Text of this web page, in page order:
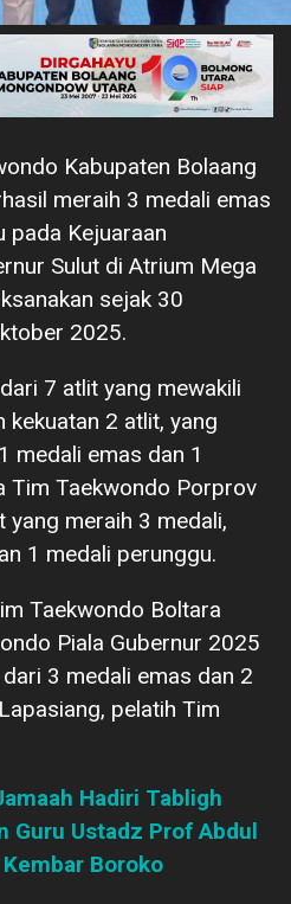
Kabupaten Bolaang
meraih 3 medali emas
pada Kejuaraan
Sulut di Atrium Mega
sejak 30
2025.
7 atlit yang mewakili
kekuatan 2 atlit, yang
medali emas dan 1
Tim Taekwondo Porprov
yang meraih 3 medali,
1 medali perunggu.
Taekwondo Boltara
Piala Gubernur 2025
3 medali emas dan 2
pelatih Tim
Hadiri Tabligh
Guru Ustadz Prof Abdul
Boroko